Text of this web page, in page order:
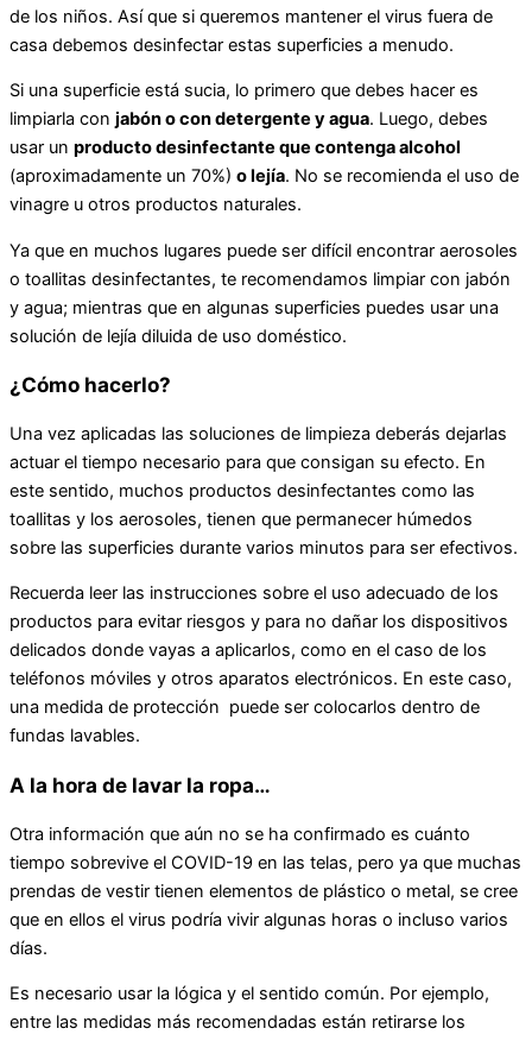
de los niños. Así que si queremos mantener el virus fuera de
casa debemos desinfectar estas superficies a menudo.
Si una superficie está sucia, lo primero que debes hacer es
limpiarla con jabón o con detergente y agua. Luego, debes
usar un producto desinfectante que contenga alcohol
(aproximadamente un 70%) o lejía. No se recomienda el uso de
vinagre u otros productos naturales.
Ya que en muchos lugares puede ser difícil encontrar aerosoles
o toallitas desinfectantes, te recomendamos limpiar con jabón
y agua; mientras que en algunas superficies puedes usar una
solución de lejía diluida de uso doméstico.
¿Cómo hacerlo?
Una vez aplicadas las soluciones de limpieza deberás dejarlas
actuar el tiempo necesario para que consigan su efecto. En
este sentido, muchos productos desinfectantes como las
toallitas y los aerosoles, tienen que permanecer húmedos
sobre las superficies durante varios minutos para ser efectivos.
Recuerda leer las instrucciones sobre el uso adecuado de los
productos para evitar riesgos y para no dañar los dispositivos
delicados donde vayas a aplicarlos, como en el caso de los
teléfonos móviles y otros aparatos electrónicos. En este caso,
una medida de protección puede ser colocarlos dentro de
fundas lavables.
A la hora de lavar la ropa…
Otra información que aún no se ha confirmado es cuánto
tiempo sobrevive el COVID-19 en las telas, pero ya que muchas
prendas de vestir tienen elementos de plástico o metal, se cree
que en ellos el virus podría vivir algunas horas o incluso varios
días.
Es necesario usar la lógica y el sentido común. Por ejemplo,
entre las medidas más recomendadas están retirarse los